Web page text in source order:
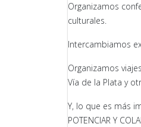
Organizamos
culturales.
Intercambiamos
Organizamos
Vía de la Plata y
Y, lo que es más
POTENCIAR Y